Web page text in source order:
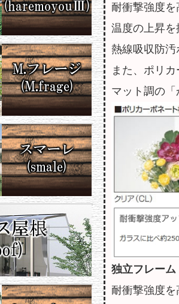
耐衝撃強度
温度の上昇
熱線吸収防
また、ポリ
マット調の
独立フレー
耐衝撃強度